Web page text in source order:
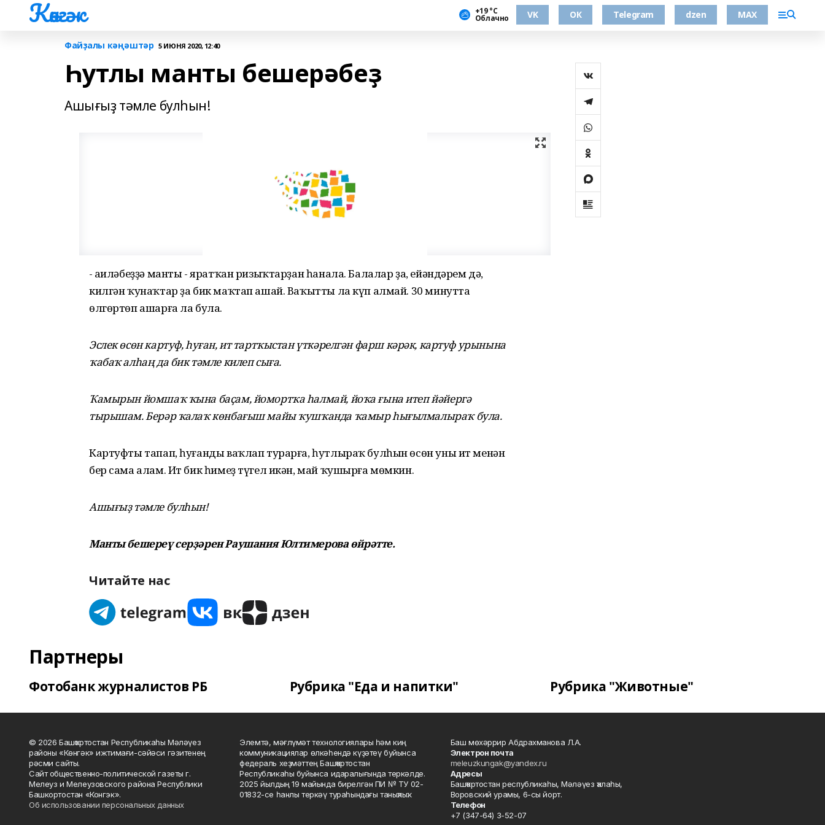
Көнгәк +19 °С
Облачно VK ОК Telegram dzen MAX
Файҙалы кәңәштәр 5 ИЮНЯ 2020, 12:40
Һутлы манты бешерәбеҙ
Ашығыҙ тәмле булһын!
- Ғаиләбеҙҙә манты - яратҡан ризыҡтарҙан һанала. Балалар ҙа, ейәндәрем дә,
килгән ҡунаҡтар ҙа бик маҡтап ашай. Ваҡытты ла күп алмай. 30 минутта
өлгөртөп ашарға ла була.
Эслек өсөнкартуф, һуған, ит тартҡыстан үткәрелгән фарш кәрәк, картуф урынына
ҡабаҡ алһаң да бик тәмле килеп сыға.
Ҡамырын йомшаҡ ҡына баҫам, йомортҡа һалмай, йоҡа ғына итеп йәйергә
тырышам. Берәр ҡалаҡ көнбағыш майы ҡушҡанда ҡамыр һығылмалыраҡ була.
Картуфты тапап, һуғанды ваҡлап турарға, һутлыраҡ булһын өсөн уны ит менән
бер сама алам. Ит бик һимеҙ түгел икән, май ҡушырға мөмкин.
Ашығыҙ тәмле булһын!
Манты бешереү серҙәрен Раушания Юлтимерова өйрәтте.
Читайте нас
Партнеры
Фотобанк журналистов РБ Рубрика "Еда и напитки" Рубрика "Животные"
© 2026 Башҡортостан Республикаһы Мәләүез
районы «Көнгәк» ижтимағи-сәйәси гәзитенең
рәсми сайты.
Сайт общественно-политической газеты г.
Мелеуз и Мелеузовского района Республики
Башкортостан «Конгэк».
Об использовании персональных данных
Элемтә, мәғлүмәт технологиялары һәм киң
коммуникациялар өлкәһендә күҙәтеү буйынса
федераль хеҙмәттең Башҡортостан
Республикаһы буйынса идаралығында теркәлде.
2025 йылдың 19 майында бирелгән ПИ № ТУ 02-
01832-се һанлы теркәү тураһындағы таныҡлыҡ.
Баш мөхәррир Абдрахманова Л.А.
Электрон почта
meleuzkungak@yandex.ru
Адресы
Башҡортостан республикаһы, Мәләүез ҡалаһы,
Воровский урамы, 6-сы йорт.
Телефон
+7 (347-64) 3-52-07